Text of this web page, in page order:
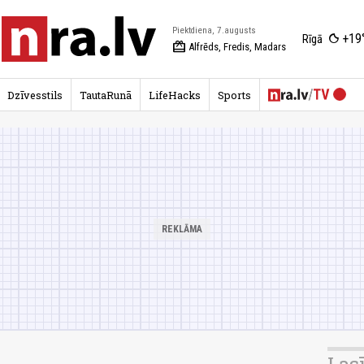
Piektdiena, 7.augusts
redeem Alfrēds, Fredis, Madars
Rīgā
Dzīvesstils TautaRunā LifeHacks Sports